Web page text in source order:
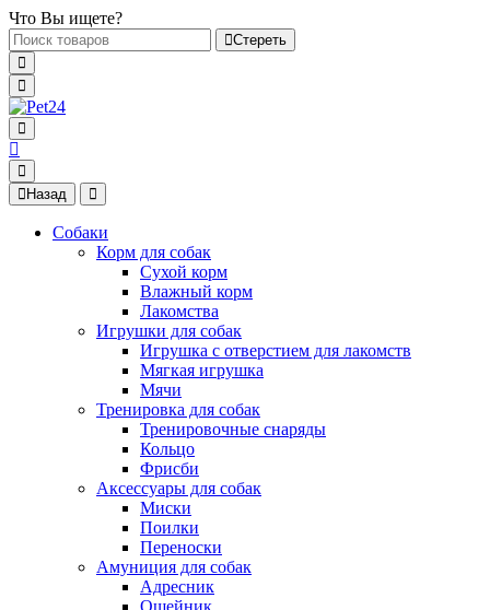
Что Вы ищете?
Стереть
Назад
Собаки
Корм для собак
Сухой корм
Влажный корм
Лакомства
Игрушки для собак
Игрушка с отверстием для лакомств
Мягкая игрушка
Мячи
Тренировка для собак
Тренировочные снаряды
Кольцо
Фрисби
Аксессуары для собак
Миски
Поилки
Переноски
Амуниция для собак
Адресник
Ошейник